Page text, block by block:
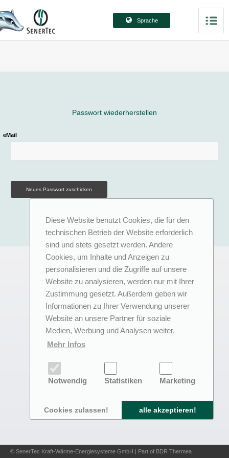
Diese Website benutzt Cookies, die für den
technischen Betrieb der Website erforderlich
sind und stets gesetzt werden. Andere
Cookies, um Inhalte und Anzeigen zu
personalisieren und die Zugriffe auf unsere
Website zu analysieren, werden nur mit Ihrer
Zustimmung gesetzt. Außerdem geben wir
Informationen zu Ihrer Verwendung unserer
Website an unsere Partner für soziale
Medien, Werbung und Analysen weiter.
Mehr Infos
Notwendig Statistiken Marketing
Cookies zulassen! alle akzeptieren!
Sprache
Passwort wiederherstellen
eMail
© SenerTec Kraft-Wärme-Energiesysteme GmbH | Part of BDR Thermea